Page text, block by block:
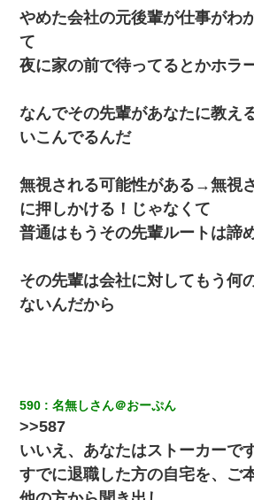
やめた会社の元後輩が仕事がわ
て
夜に家の前で待ってるとかホラ
なんでその先輩があなたに教え
いこんでるんだ
無視される可能性がある→無視
に押しかける！じゃなくて
普通はもうその先輩ルートは諦
その先輩は会社に対してもう何
ないんだから
590 名無しさん＠おーぷん
>>587
いいえ、あなたはストーカーです
すでに退職した方の自宅を、ご